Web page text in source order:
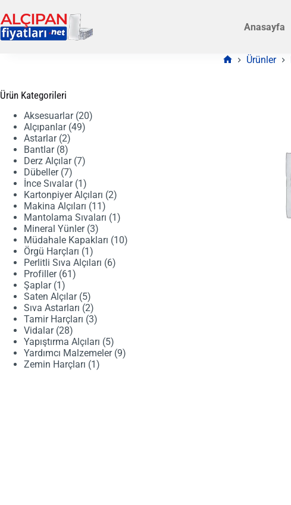
to
content
Anasayfa
Ürünler
Ürün Kategorileri
Aksesuarlar 2020
Alçıpanlar 4949
Astarlar 22
ürün
Bantlar 88
ürün
Derz Alçılar 77
Dübeller 77
ürün
İnce Sıvalar 1 1
ürün
Kartonpiyer Alçıları 22
Makina Alçıları 11 11
ürün
Mantolama Sıvaları 1 1
Mineral Yünler 33
ürün
Müdahale Kapakları 1010
Örgü Harçları 1 1
ürün
Perlitli Sıva Alçıları 66
Profiller 61 61
Şaplar 1 1
ürün
Saten Alçılar 55
ürün
Sıva Astarları 22
ürün
Tamir Harçları 33
Vidalar 2828
ürün
Yapıştırma Alçıları 55
ürün
Yardımcı Malzemeler 99
Zemin Harçları 1 1